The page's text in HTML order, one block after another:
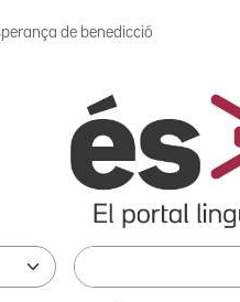
de benedicció